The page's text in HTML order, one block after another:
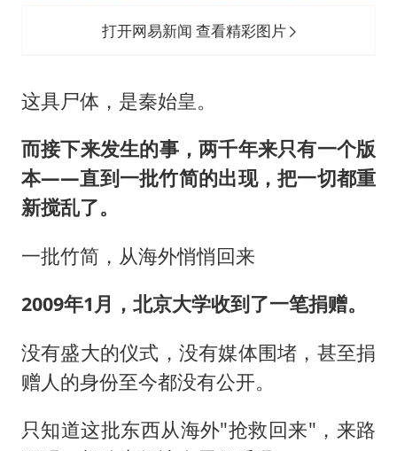
打开网易新闻 查看精彩图片
这具尸体，是秦始皇。
而接下来发生的事，两千年来只有一个版
本——直到一批竹简的出现，把一切都重
新搅乱了。
一批竹简，从海外悄悄回来
2009年1月，北京大学收到了一笔捐赠。
没有盛大的仪式，没有媒体围堵，甚至捐
赠人的身份至今都没有公开。
只知道这批东西从海外"抢救回来"，来路